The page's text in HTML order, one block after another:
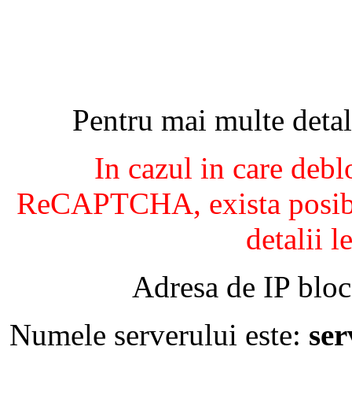
Pentru mai multe
In cazul in care
ReCAPTCHA, exista
detalii
Adresa de IP
Numele serverului este: